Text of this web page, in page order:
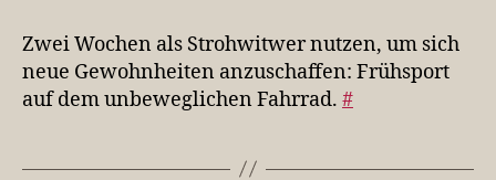
nu…
Zwei Wochen als Strohwitwer nutzen, um sich
neue Gewohnheiten anzuschaffen: Frühsport
auf dem unbeweglichen Fahrrad. #